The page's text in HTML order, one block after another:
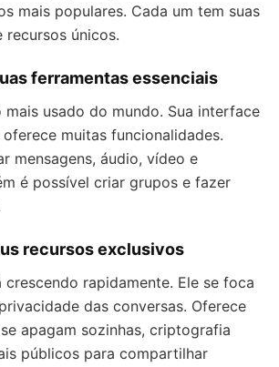
mais populares. Cada um tem suas
únicos.
ferramentas essenciais
mais usado do mundo. Sua interface
muitas funcionalidades.
mensagens, áudio, vídeo e
é possível criar grupos e fazer
recursos exclusivos
crescendo rapidamente. Ele se foca
das conversas. Oferece
apagam sozinhas, criptografia
públicos para compartilhar